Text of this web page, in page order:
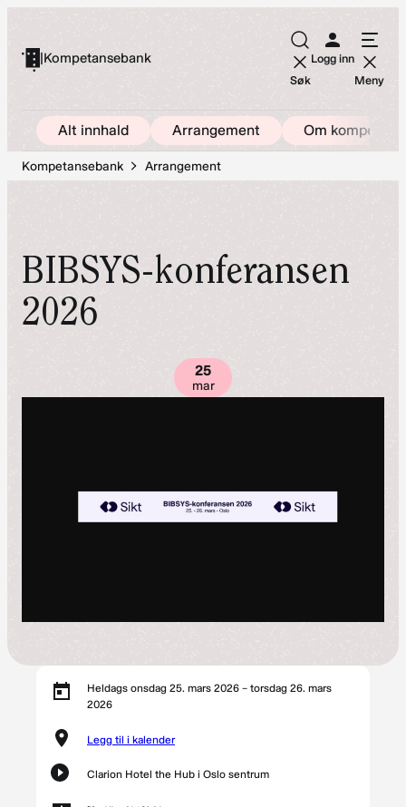
innhold
|Kompetansebank
Søk
Logg inn
Meny
Alt innhald Arrangement Om
Kompetansebank Arrangement
BIBSYS-konferansen
2026
25
mar
Heldags onsdag 25. mars 2026 – torsdag 26. mars
2026
Legg til i kalender
Clarion Hotel the Hub i Oslo sentrum